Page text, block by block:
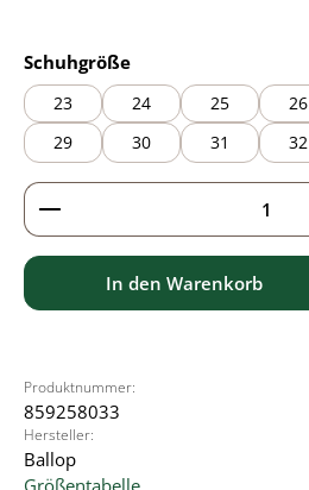
Schuhgrößeauswählen
23 24 25 26
29
30 31 32
Produkt Anzahl: Gib den
In den Warenkorb
Produktnummer:
859258033
Hersteller:
Ballop
Größentabelle